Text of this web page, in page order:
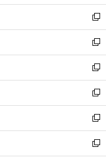
ウ
ィ
ン
ド
ウ
で
開
く
し
い
ウ
ィ
ン
ド
ウ
で
開
く
新
し
い
ウ
ィ
ン
ド
ウ
で
開
く
新
し
い
ウ
ィ
ン
ド
ウ
で
開
新
し
い
ウ
ィ
ン
ド
ウ
新
し
い
ウ
ィ
ン
新
し
い
ウ
新
し